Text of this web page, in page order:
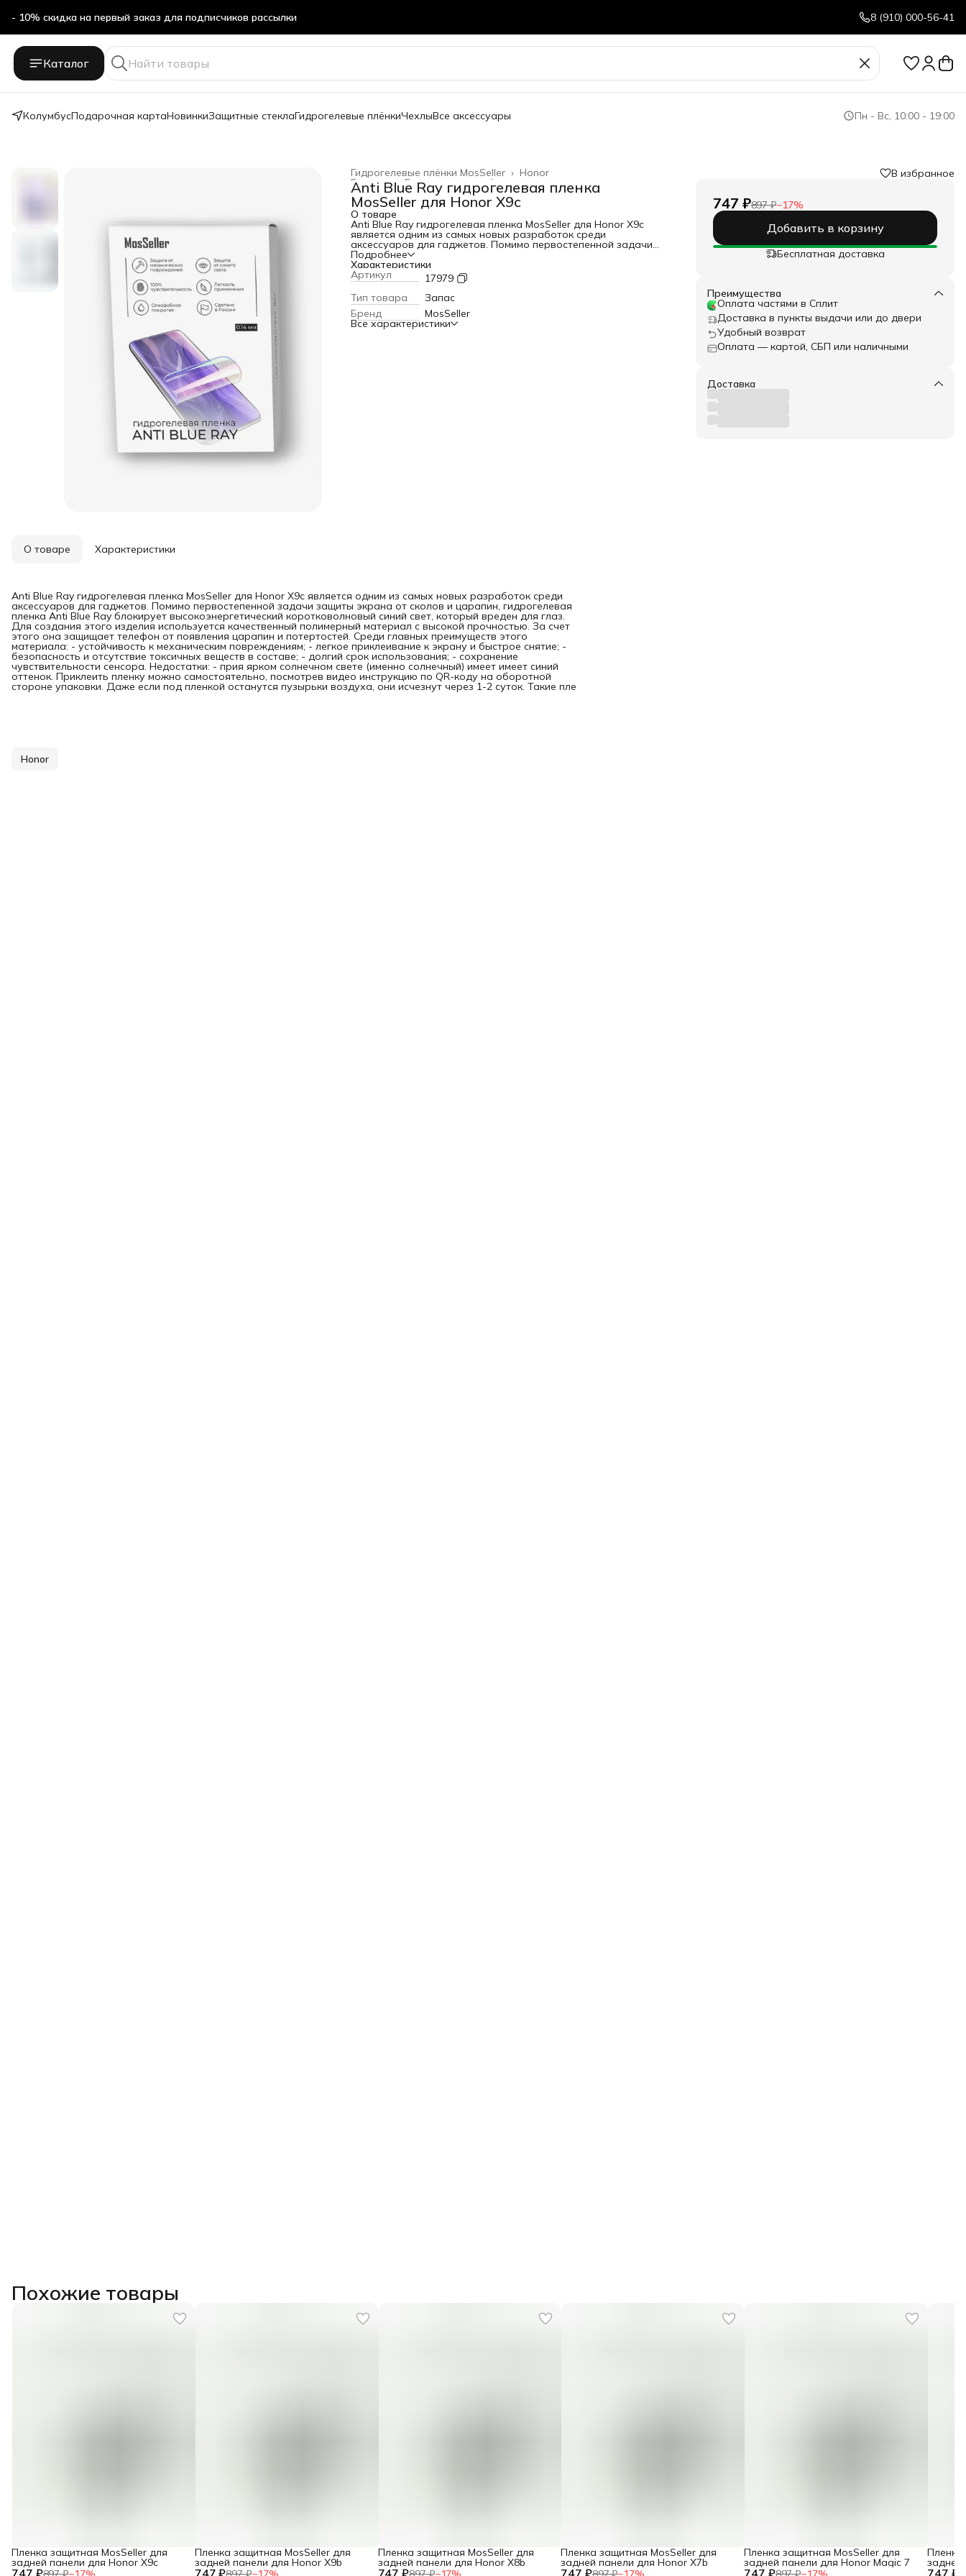
- 10% скидка на первый заказ для подписчиков рассылки
Бесплатная доставка в ПВЗ Яндекс Маркет
8 (910) 000-56-41
Каталог
КолумбусПодарочная картаНовинкиЗащитные стеклаГидрогелевые плёнкиЧехлыВсе аксессуары Пн - Вс, 10:00 - 19:00
Honor
Гидрогелевые плёнки MosSeller ›
Гидрогелевые плёнки ›
Главная ›
Anti Blue Ray гидрогелевая пленка
MosSeller для Honor X9c
О товаре
Anti Blue Ray гидрогелевая пленка MosSeller для Honor X9c
является одним из самых новых разработок среди
аксессуаров для гаджетов. Помимо первостепенной задачи
защиты экрана от сколов и царапин, гидрогелевая пленка Anti
Blue Ray блокирует высокоэнергетический коротковолновый
синий свет, который вреден для глаз. Для создания этого
изделия используется качественный полимерный материал с
высокой прочностью. За счет этого она защищает телефон от
появления царапин и потертостей. Среди главных
преимуществ этого материала: - устойчивость к механическим
повреждениям; - легкое приклеивание к экрану и быстрое
Подробнее
Характеристики
Артикул
17979
Тип товара
Запас
Бренд
MosSeller
Все характеристики
В избранное
747 ₽897 ₽−17%
Добавить в корзину
Бесплатная доставка
Преимущества
Оплата частями в Сплит
Доставка в пункты выдачи или до двери
Удобный возврат
Оплата — картой, СБП или наличными
Доставка
О товаре Характеристики
Anti Blue Ray гидрогелевая пленка MosSeller для Honor X9c является одним из самых новых разработок среди
аксессуаров для гаджетов. Помимо первостепенной задачи защиты экрана от сколов и царапин, гидрогелевая
пленка Anti Blue Ray блокирует высокоэнергетический коротковолновый синий свет, который вреден для глаз.
Для создания этого изделия используется качественный полимерный материал с высокой прочностью. За счет
этого она защищает телефон от появления царапин и потертостей. Среди главных преимуществ этого
материала: - устойчивость к механическим повреждениям; - легкое приклеивание к экрану и быстрое снятие; -
безопасность и отсутствие токсичных веществ в составе; - долгий срок использования; - сохранение
чувствительности сенсора. Недостатки: - прия ярком солнечном свете (именно солнечный) имеет имеет синий
оттенок. Приклеить пленку можно самостоятельно, посмотрев видео инструкцию по QR-коду на оборотной
стороне упаковки. Даже если под пленкой останутся пузырьки воздуха, они исчезнут через 1-2 суток. Такие пле
Honor
Похожие товары
Пленка защитная MosSeller для
задней панели для Honor X9c
Пленка защитная MosSeller для
задней панели для Honor X9b
Пленка защитная MosSeller для
задней панели для Honor X8b
Пленка защитная MosSeller для
задней панели для Honor X7b
Пленка защитная MosSeller для
задней панели для Honor Magic 7
Пленка
задней